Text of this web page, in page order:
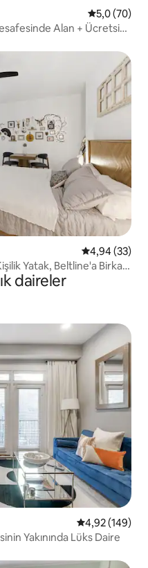
5 üzerinden
5,0 (70)
Alan + Ücretsiz
5 üzerinden
4,94 (33)
Yatak, Beltline'a Birkaç
daireler
5 üzerinden
4,92 (149)
Yakınında Lüks Daire